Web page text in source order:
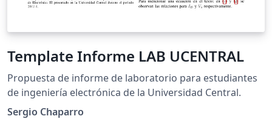
Template Informe LAB UCENTRAL
Propuesta de informe de laboratorio para estudiantes
de ingeniería electrónica de la Universidad Central.
Sergio Chaparro